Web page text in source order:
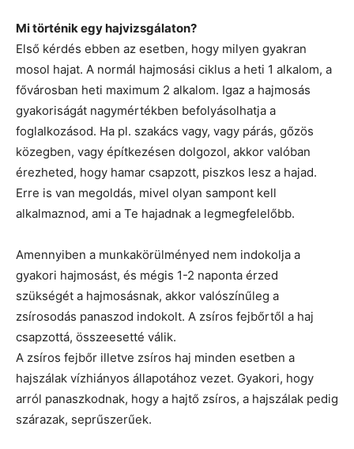
Mi történik egy hajvizsgálaton?
Első kérdés ebben az esetben, hogy milyen gyakran
mosol hajat. A normál hajmosási ciklus a heti 1 alkalom, a
fővárosban heti maximum 2 alkalom. Igaz a hajmosás
gyakoriságát nagymértékben befolyásolhatja a
foglalkozásod. Ha pl. szakács vagy, vagy párás, gőzös
közegben, vagy építkezésen dolgozol, akkor valóban
érezheted, hogy hamar csapzott, piszkos lesz a hajad.
Erre is van megoldás, mivel olyan sampont kell
alkalmaznod, ami a Te hajadnak a legmegfelelőbb.
Amennyiben a munkakörülményed nem indokolja a
gyakori hajmosást, és mégis 1-2 naponta érzed
szükségét a hajmosásnak, akkor valószínűleg a
zsírosodás panaszod indokolt. A zsíros fejbőrtől a haj
csapzottá, összeesetté válik.
A zsíros fejbőr illetve zsíros haj minden esetben a
hajszálak vízhiányos állapotához vezet. Gyakori, hogy
arról panaszkodnak, hogy a hajtő zsíros, a hajszálak pedig
szárazak, seprűszerűek.